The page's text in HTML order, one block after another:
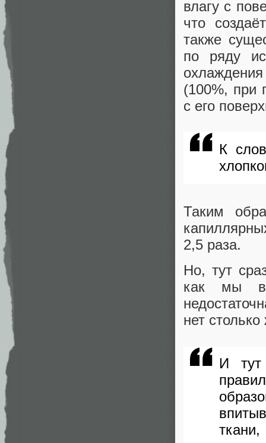
влагу с
что
также
по ряду
(100%, при
с его
К
Таким
2,5 раза.
Но, тут
как мы
нет
И тут